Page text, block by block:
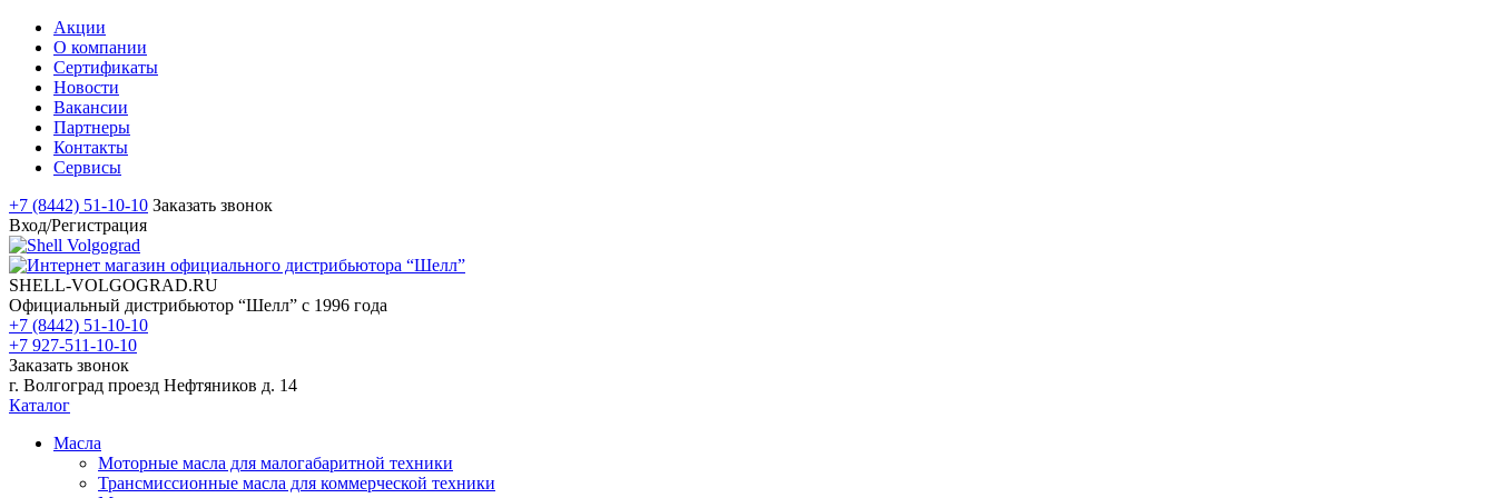
Акции
О компании
Сертификаты
Новости
Вакансии
Партнеры
Контакты
Сервисы
+7 (8442) 51-10-10 Заказать звонок
Вход/Регистрация
SHELL-VOLGOGRAD.RU
Официальный дистрибьютор “Шелл” с 1996 года
+7 (8442) 51-10-10
+7 927-511-10-10
Заказать звонок
г. Волгоград проезд Нефтяников д. 14
Каталог
Масла
Моторные масла для малогабаритной техники
Трансмиссионные масла для коммерческой техники